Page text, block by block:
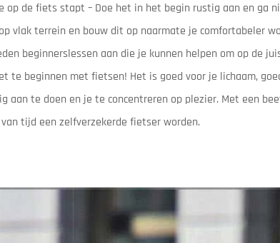
op de fiets stapt – Doe het in het begin rustig aan en ga
vlak terrein en bouw dit op naarmate je comfortabeler
beginnerslessen aan die je kunnen helpen om op de
te beginnen met fietsen! Het is goed voor je lichaam,
aan te doen en je te concentreren op plezier. Met een
tijd een zelfverzekerde fietser worden.